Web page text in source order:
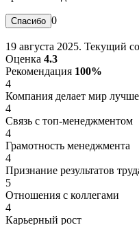
0
19 августа 2025. Текущий
Оценка 4.3
Рекомендация 100%
4
Компания делает мир лучше
4
Связь с топ-менеджментом
4
Грамотность менеджмента
4
Признание результатов
5
Отношения с коллегами
4
Карьерный рост